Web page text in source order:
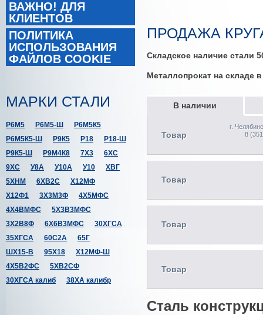
ПРОДАЖА
Складское наличие стали
Металлопрокат на складе
В наличии
г.
8
Товар
Товар
Товар
Товар
Сталь
ВАЖНО! ДЛЯ
КЛИЕНТОВ
ПОЛИТИКА
ИСПОЛЬЗОВАНИЯ
ФАЙЛОВ COOKIE
МАРКИ СТАЛИ
Р6М5 Р6М5-Ш
Р6М5К5
Р6М5К5-Ш
Р9К5 Р18
Р18-Ш
Р9К5-Ш
Р9М4К8 7Х3
6ХС
9ХС
У8А У10А У10
ХВГ
5ХНМ
6ХВ2С
Х12МФ
Х12Ф1
3Х3М3Ф
4Х5МФС
4Х4ВМФС
5Х3В3МФС
3Х2В8Ф
6Х6В3МФС
30ХГСА
35ХГСА
60С2А
65Г
ШХ15-В
95Х18
Х12МФ-Ш
4Х5В2ФС
5ХВ2СФ
30ХГСА калиб
38ХА калибр